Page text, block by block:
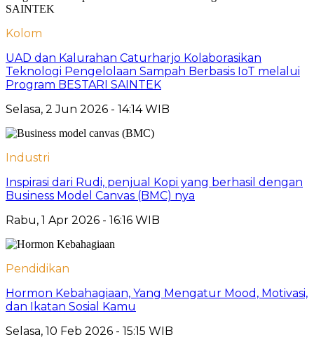
Kolom
UAD dan Kalurahan Caturharjo Kolaborasikan
Teknologi Pengelolaan Sampah Berbasis IoT melalui
Program BESTARI SAINTEK
Selasa, 2 Jun 2026 - 14:14 WIB
Industri
Inspirasi dari Rudi, penjual Kopi yang berhasil dengan
Business Model Canvas (BMC) nya
Rabu, 1 Apr 2026 - 16:16 WIB
Pendidikan
Hormon Kebahagiaan, Yang Mengatur Mood, Motivasi,
dan Ikatan Sosial Kamu
Selasa, 10 Feb 2026 - 15:15 WIB